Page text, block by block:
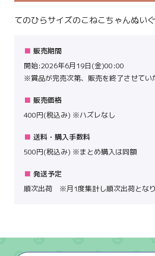
てのひらサイズのこねこちゃんぬい
販売期間
開始:2026年6月19日(金)00:00
※賞品が完売次第、販売を終了させてい
販売価格
400円(税込み) ※ハズレなし
送料・購入手数料
500円(税込み) ※まとめ購入は同額
発送予定
順次出荷 ※月1度集計し順次出荷とな